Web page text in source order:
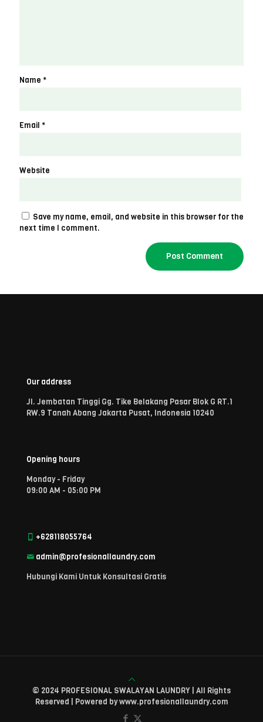
Name *
Email *
Website
Save my name, email, and website in this browser for the
next time I comment.
Our address
Jl. Jembatan Tinggi Gg. Tike Belakang Pasar Blok G RT.1
RW.9 Tanah Abang Jakarta Pusat, Indonesia 10240
Opening hours
Monday - Friday
09:00 AM - 05:00 PM
+628118055764
admin@profesionallaundry.com
Hubungi Kami Untuk Konsultasi Gratis
© 2024 PROFESIONAL SWALAYAN LAUNDRY | All Rights
Reserved | Powered by www.profesionallaundry.com